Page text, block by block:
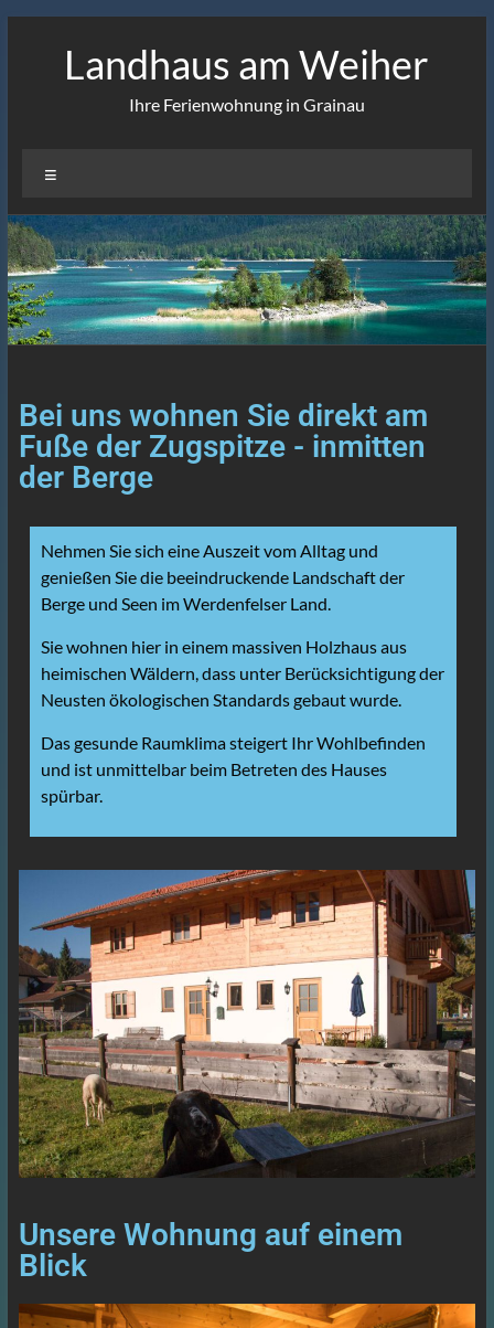
Landhaus am Weiher
Ihre Ferienwohnung in Grainau
Bei uns wohnen Sie direkt am
Fuße der Zugspitze - inmitten
der Berge
Nehmen Sie sich eine Auszeit vom Alltag und
genießen Sie die beeindruckende Landschaft der
Berge und Seen im Werdenfelser Land.
Sie wohnen hier in einem massiven Holzhaus aus
heimischen Wäldern, dass unter Berücksichtigung der
Neusten ökologischen Standards gebaut wurde.
Das gesunde Raumklima steigert Ihr Wohlbefinden
und ist unmittelbar beim Betreten des Hauses
spürbar.
Unsere Wohnung auf einem
Blick